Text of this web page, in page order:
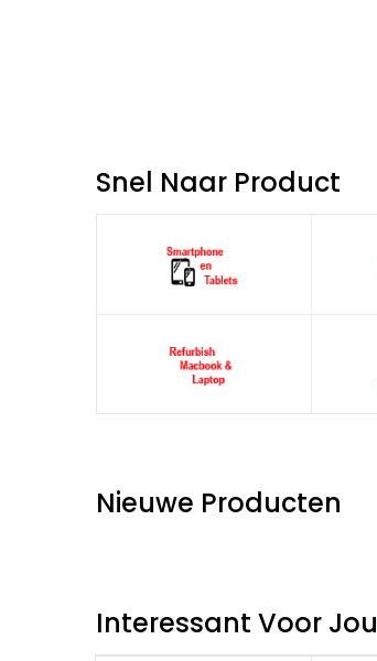
Snel Naar Product
Nieuwe Producten
Interessant Voor Jou